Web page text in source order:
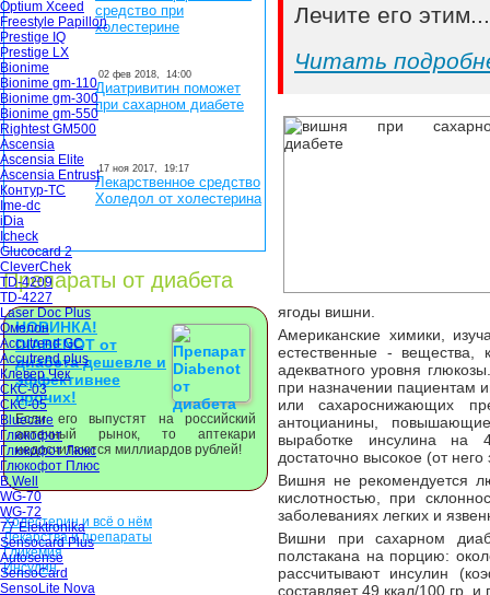
Optium Xceed
Freestyle Papillon
Prestige IQ
Prestige LX
Bionime
Bionime gm-110
Bionime gm-300
Bionime gm-550
Rightest GM500
Ascensia
Ascensia Elite
Ascensia Entrust
Контур-ТС
Ime-dc
iDia
Icheck
Glucocard 2
CleverChek
TD-4209
TD-4227
Laser Doc Plus
Омелон
Accutrend GC
Accutrend plus
Клевер Чек
СКС-03
СКС-05
Bluecare
Глюкофот
Глюкофот Люкс
Глюкофот Плюс
B.Well
WG-70
WG-72
77 Elektronika
Sensocard Plus
Autosense
SensoCard
SensoLite Nova
средство при
холестерине
02 фев 2018, 14:00
Диатривитин поможет
при сахарном диабете
17 ноя 2017, 19:17
Лекарственное средство
Холедол от холестерина
Препараты от диабета
НОВИНКА!
DIABENOT от
диабета дешевле и
эффективнее
прочих!
Если его выпустят на российский
аптечный рынок, то аптекари
недосчитаются миллиардов рублей!
Холестерин и всё о нём
Лекарства и препараты
Гликемия
Инсулин
Лечите его
Читать
ягоды вишни.
Американские химики,
естественные - вещества,
адекватного уровня
при назначении пациентам
или сахароснижающих
антоцианины,
выработке инсулина на
достаточно высокое (от
Вишня не рекомендуется
кислотностью, при
заболеваниях легких и
Вишни при сахарном
полстакана на порцию:
рассчитывают инсулин
составляет 49 ккал/100 гр,